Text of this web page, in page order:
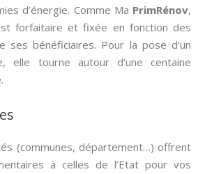
d’énergie. Comme Ma PrimRénov,
forfaitaire et fixée en fonction des
ses bénéficiaires. Pour la pose d’un
elle tourne autour d’une centaine
(communes, département…) offrent
à celles de l’Etat pour vos